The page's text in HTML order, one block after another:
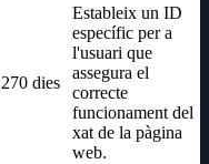
270 dies
Estableix un ID
específic per a
l'usuari que
assegura el
correcte
funcionament del
xat de la pàgina
web.